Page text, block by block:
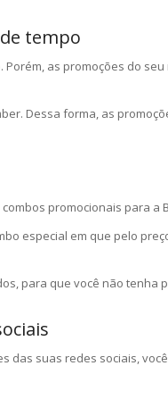
tempo
Porém, as promoções do
Dessa forma, as
promocionais para a
especial em que pelo
para que você não tenha
das suas redes sociais,